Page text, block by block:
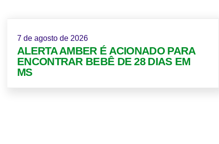
7 de agosto de 2026
ALERTA AMBER É ACIONADO PARA
ENCONTRAR BEBÊ DE 28 DIAS EM
MS